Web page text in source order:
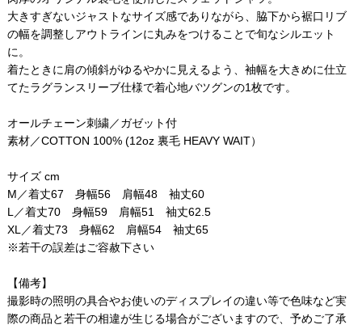
大きすぎないジャストなサイズ感でありながら、脇下から裾口リブ
の幅を調整しアウトラインに丸みをつけることで旬なシルエット
に。
着たときに肩の傾斜がゆるやかに見えるよう、袖幅を大きめに仕立
てたラグランスリーブ仕様で着心地バツグンの1枚です。
オールチェーン刺繍／ガゼット付
素材／COTTON 100% (12oz 裏毛 HEAVY WAIT）
サイズ cm
M／着丈67 身幅56 肩幅48 袖丈60
L／着丈70 身幅59 肩幅51 袖丈62.5
XL／着丈73 身幅62 肩幅54 袖丈65
※若干の誤差はご容赦下さい
【備考】
撮影時の照明の具合やお使いのディスプレイの違い等で色味など実
際の商品と若干の相違が生じる場合がございますので、予めご了承